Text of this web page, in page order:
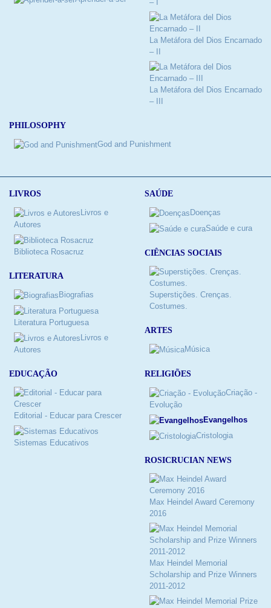
– I
La Metáfora del Dios Encarnado
– II
La Metáfora del Dios Encarnado
– III
PHILOSOPHY
God and Punishment
LIVROS
Livros e
Autores
Biblioteca Rosacruz
LITERATURA
Biografias
Literatura Portuguesa
Livros e
Autores
EDUCAÇÃO
Editorial - Educar para Crescer
Sistemas Educativos
SAÚDE
Doenças
Saúde e cura
CIÊNCIAS SOCIAIS
Superstições. Crenças.
Costumes.
ARTES
Música
RELIGIÕES
Criação -
Evolução
Evangelhos
Cristologia
ROSICRUCIAN NEWS
Max Heindel Award Ceremony
2016
Max Heindel Memorial
Scholarship and Prize Winners
2011-2012